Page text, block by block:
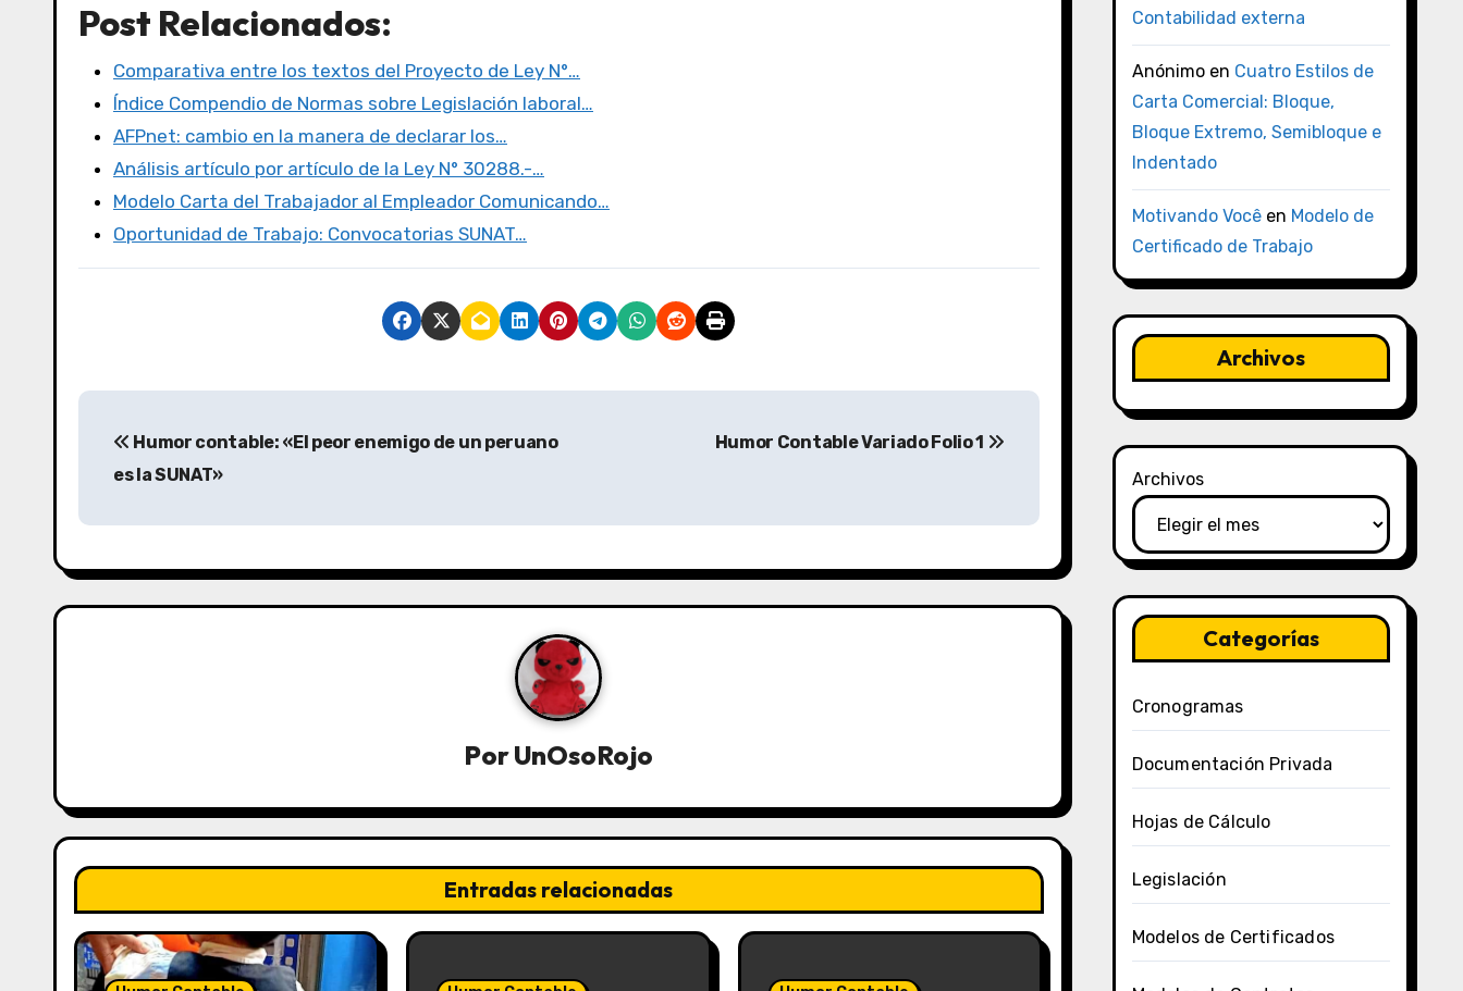
c
e
b
o
o
k
it
te
r
st
o
d
o
n
ail m
p
ar
tir
Post Relacionados:
Comparativa entre los textos del Proyecto de Ley N°…
Índice Compendio de Normas sobre Legislación laboral…
AFPnet: cambio en la manera de declarar los…
Análisis artículo por artículo de la Ley N° 30288.-…
Modelo Carta del Trabajador al Empleador Comunicando…
Oportunidad de Trabajo: Convocatorias SUNAT…
Humor contable: «El peor enemigo de un peruano
es la SUNAT»
Humor Contable Variado Folio 1
PorUnOsoRojo
Entradas relacionadas
Contabilidad externa
Anónimoen Cuatro Estilos de
Carta Comercial: Bloque,
Bloque Extremo, Semibloque e
Indentado
Motivando Vocêen Modelo de
Certificado de Trabajo
Archivos
Archivos
Categorías
Cronogramas
Documentación Privada
Hojas de Cálculo
Legislación
Modelos de Certificados